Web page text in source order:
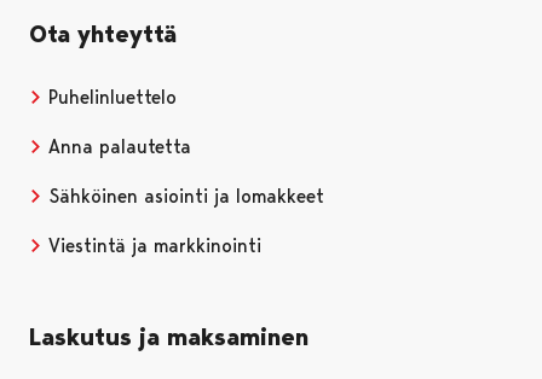
Ota yhteyttä
Puhelinluettelo
Anna palautetta
Sähköinen asiointi ja lomakkeet
Viestintä ja markkinointi
Laskutus ja maksaminen